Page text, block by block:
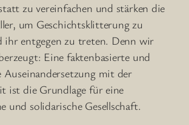
zu vereinfachen und stärken die
um Geschichtsklitterung zu
ihr entgegen zu treten. Denn wir
Eine faktenbasierte und
mit der
ist die Grundlage für eine
und solidarische Gesellschaft.